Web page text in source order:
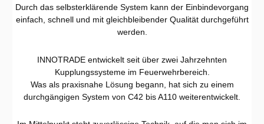
Durch das selbsterklärende System kann der Einbindevorgang
einfach, schnell und mit gleichbleibender Qualität durchgeführt
werden.
INNOTRADE entwickelt seit über zwei Jahrzehnten
Kupplungssysteme im Feuerwehrbereich.
Was als praxisnahe Lösung begann, hat sich zu einem
durchgängigen System von C42 bis A110 weiterentwickelt.